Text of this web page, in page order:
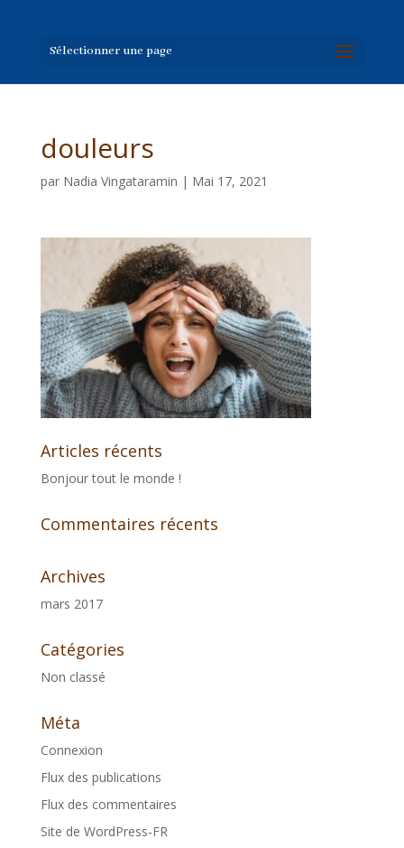
Sélectionner une page
douleurs
par Nadia Vingataramin | Mai 17, 2021
Articles récents
Bonjour tout le monde !
Commentaires récents
Archives
mars 2017
Catégories
Non classé
Méta
Connexion
Flux des publications
Flux des commentaires
Site de WordPress-FR